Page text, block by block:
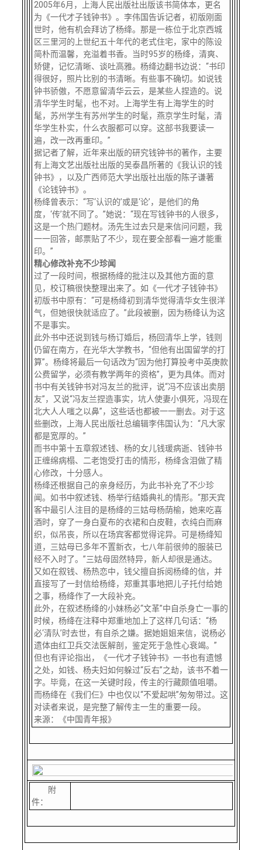
2005年6月，上海人民出版社出版该书简体本，更名
为《一代才子钱钟书》。李伟国告诉记者，初版刚面
世时，他有机会拜访了杨绛。那是一栋位于北京西城
区三里河的上世纪五十年代的老式住宅，家中的陈设
简朴而温馨，充溢着书香。当时95岁的杨绛，清爽、
矫健，记忆清晰、谈吐高雅。杨绛边翻书边说：“书印
得很好，照片比别的书清晰。有些事不确切。如说钱
钟书骄傲，不愿意留清华云云，是某些人捏造的。说
清华学生时髦，也不对。上海学生有上海学生的时
髦，苏州学生有苏州学生的时髦，燕京学生时髦，清
华学生朴实，什么衣服都可以穿。这部书我要读一
遍，改一改再重印。”
据记者了解，近年来出版的研究钱钟书的著作，主要
有上海文艺出版社出版的吴泰昌所著的《我认识的钱
钟书》，以及广西师范大学出版社出版的陈子谦著
《论钱钟书》。
杨绛曾表示：“写‘认识的’或是‘论’，是他们的角
度，‘传’就不同了。”她说：“现在写钱钟书的人很多，
这是一个热门题材。汤先生过去只是来信问问题，我
一一回答，邮票贴了不少，现在要全部看一遍才能重
印。”
精心修改补充不少珍闻
过了一段时间，根据杨绛的批注以及其他方面的意
见，校订稿很快整理出来了。如《一代才子钱钟书》
初版书中原有：“可是杨绛初到清华觉得清华女生很洋
气，但她很快就适应了。”此段被删，因为杨绛认为这
不是事实。
此外书中还说到钱与杨订婚后，杨回清华上学，钱则
仍留在南方，在光华大学教书，“但他有出国留学的打
算”。杨绛将最后一句话改为“因为他打算投考中英庚款
公费留学，必须有教学两年的资格”，更为具体。而对
书中有关钱钟书对冯友兰的批评，说“冯不应该出卖朋
友”，又说“冯友兰捏造事实，坑人使妻小俱死，冯现在
北大人人嗤之以鼻”，这些话也都被一一删去。对于这
些删改，上海人民出版社总编辑李伟国认为：“凡大家
都是宽厚的。”
而书中第十五章叙述钱、杨的女儿钱瑗病逝、钱钟书
正缠绵病榻、二老饱受打击的情形，杨绛含泪做了精
心修改，十分感人。
杨绛还根据自己的亲身经历，为此书补充了不少珍
闻。如书中叙述钱、杨举行结婚典礼的情形。“那天宾
客中最引人注目的是杨绛的三姑母杨荫榆，她来吃喜
酒时，穿了一身白夏布的衣裙和白皮鞋，衣纯白而麻
织，似吊丧，所以在场宾客都觉得诧异。可是杨绛知
道，三姑母已多年不置新衣，七八年前很帅的服装已
经不入时了。”三姑母固然特异，新人却很是通达。
又如在叙钱、杨热恋中，钱父擅自拆阅杨绛的信，并
直接写了一封信给杨绛，郑重其事地把儿子托付给她
之事，杨绛作了一大段补充。
此外，在叙述杨绛的小妹杨必“文革”中自杀身亡一事的
时候，杨绛在注释中郑重地加上了这样几句话：“杨
必‘清队’时去世，有自杀之嫌。据她姐姐来信，说杨必
遗体由红卫兵交法医解剖，鉴定死于急性心衰竭。”
但也有评论指出，《一代才子钱钟书》一书也有遗憾
之处，如钱、杨夫妇如何躲过“反右”之劫，该书不着一
字。毕竟，在这一关键时段，传主的行藏颇值咀嚼。
而杨绛在《我们仨》中也仅以“不爱起哄”匆匆带过。这
对读者来说，是完整了解传主一生的重要一段。
来源：《中国青年报》
附
件：